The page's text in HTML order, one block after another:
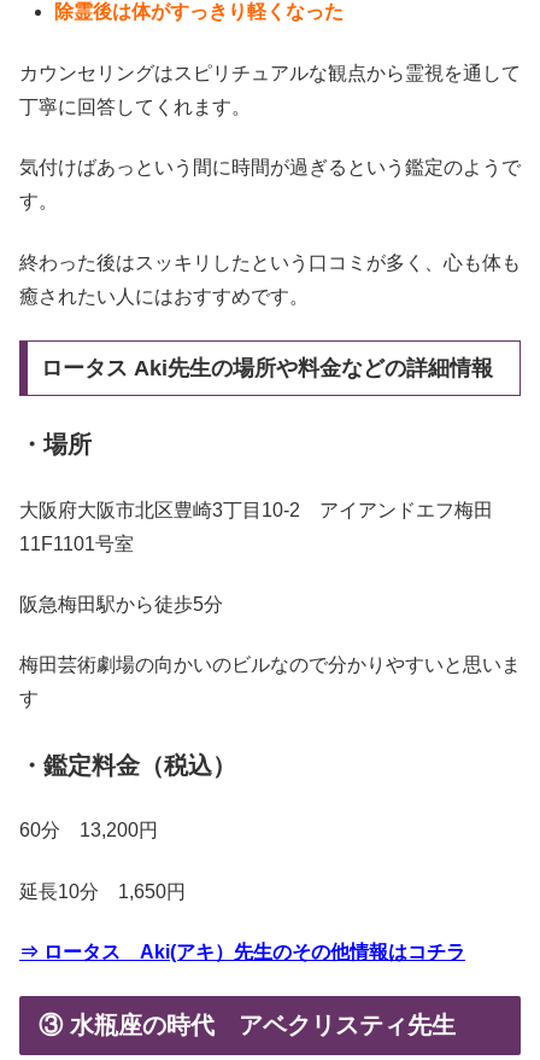
除霊後は体がすっきり軽くなった
カウンセリングはスピリチュアルな観点から霊視を通して
丁寧に回答してくれます。
気付けばあっという間に時間が過ぎるという鑑定のようで
す。
終わった後はスッキリしたという口コミが多く、心も体も
癒されたい人にはおすすめです。
ロータス Aki先生の場所や料金などの詳細情報
・場所
大阪府大阪市北区豊崎3丁目10-2 アイアンドエフ梅田
11F1101号室
阪急梅田駅から徒歩5分
梅田芸術劇場の向かいのビルなので分かりやすいと思いま
す
・鑑定料金（税込）
60分 13,200円
延長10分 1,650円
⇒ ロータス Aki(アキ）先生のその他情報はコチラ
③ 水瓶座の時代 アベクリスティ先生